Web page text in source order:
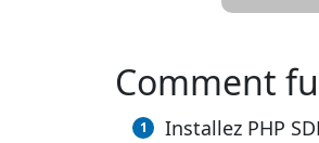
Comment
Installez PHP